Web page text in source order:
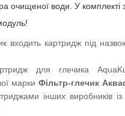
очищеної води. У комплекті
входить картридж під
для глечика
марки Фільтр-глечик
інших виробників